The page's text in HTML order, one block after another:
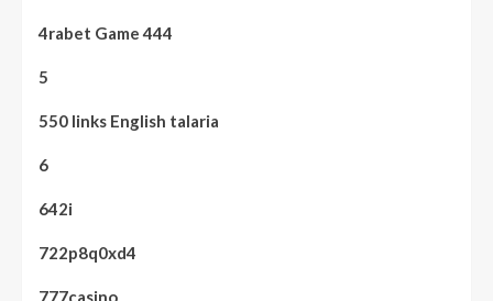
4rabet Game 444
5
550 links English talaria
6
642i
722p8q0xd4
777casino